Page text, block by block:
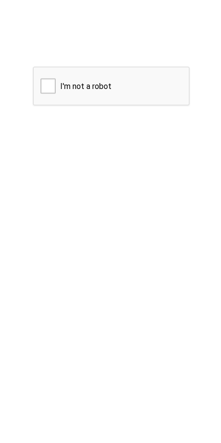
I'm not a robot